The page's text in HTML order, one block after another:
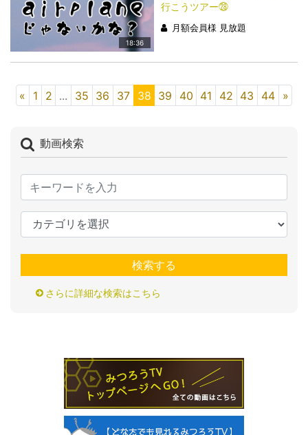
18:36
行こうツアー㉘
月額会員様 見放題
« 1 2 ... 35 36 37 38 39 40 41 42 43 44 »
動画検索
検索する
さらに詳細な検索はこちら